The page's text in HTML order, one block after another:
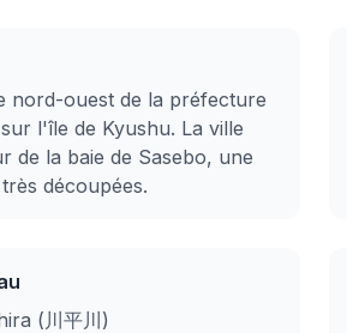
nord-ouest de la préfecture
l'île de Kyushu. La ville
de la baie de Sasebo, une
découpées.
(川平川)